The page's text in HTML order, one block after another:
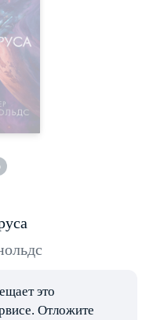
это
Отложите